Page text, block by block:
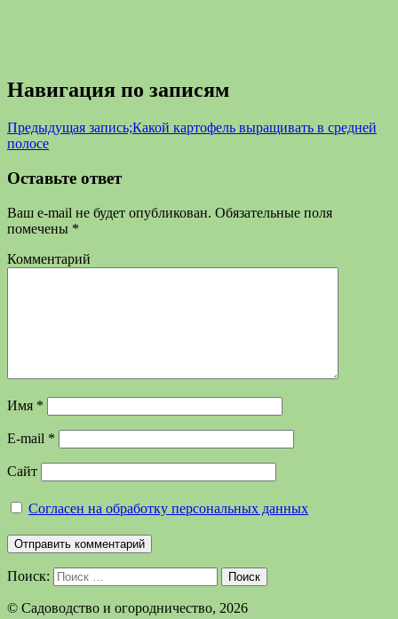
Навигация по записям
Предыдущая запись;Какой картофель выращивать в средней
полосе
Оставьте ответ
Ваш e-mail не будет опубликован. Обязательные поля
помечены *
Комментарий
Имя *
E-mail *
Сайт
Согласен на обработку персональных данных
Поиск: Поиск
©️ Садоводство и огородничество, 2026